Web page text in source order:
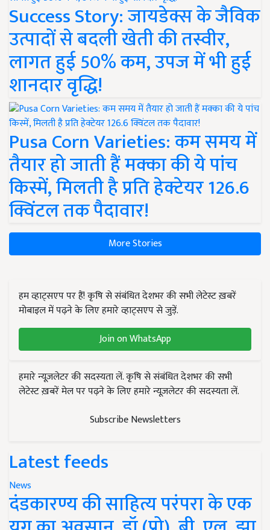
Success Story: जायडेक्स के जैविक
उत्पादों से बदली खेती की तस्वीर,
लागत हुई 50% कम, उपज में भी हुई
शानदार वृद्धि!
Pusa Corn Varieties: कम समय में
तैयार हो जाती हैं मक्का की ये पांच
किस्में, मिलती है प्रति हेक्टेयर 126.6
क्विंटल तक पैदावार!
More Stories
हम व्हाट्सएप पर हैं! कृषि से संबंधित देशभर की सभी लेटेस्ट ख़बरें
मोबाइल में पढ़ने के लिए हमारे व्हाट्सएप से जुड़ें.
Join on WhatsApp
हमारे न्यूज़लेटर की सदस्यता लें. कृषि से संबंधित देशभर की सभी
लेटेस्ट ख़बरें मेल पर पढ़ने के लिए हमारे न्यूज़लेटर की सदस्यता लें.
Subscribe Newsletters
Latest feeds
News
दंडकारण्य की साहित्य परंपरा के एक